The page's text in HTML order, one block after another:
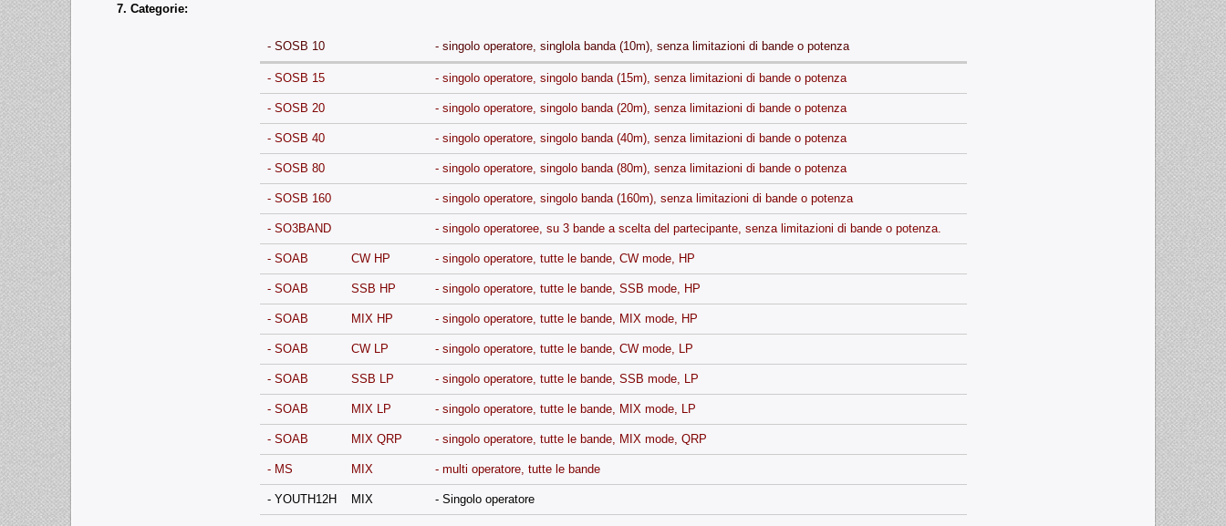
7. Categorie:
- SOSB 10 - singolo operatore, singlola banda (10m), senza limitazioni di bande o potenza
- SOSB 15 - singolo operatore, singolo banda (15m), senza limitazioni di bande o potenza
- SOSB 20 - singolo operatore, singolo banda (20m), senza limitazioni di bande o potenza
- SOSB 40 - singolo operatore, singolo banda (40m), senza limitazioni di bande o potenza
- SOSB 80 - singolo operatore, singolo banda (80m), senza limitazioni di bande o potenza
- SOSB 160 - singolo operatore, singolo banda (160m), senza limitazioni di bande o potenza
- SO3BAND - singolo operatoree, su 3 bande a scelta del partecipante, senza limitazioni di bande o potenza.
- SOAB CW HP - singolo operatore, tutte le bande, CW mode, HP
- SOAB SSB HP - singolo operatore, tutte le bande, SSB mode, HP
- SOAB MIX HP - singolo operatore, tutte le bande, MIX mode, HP
- SOAB CW LP - singolo operatore, tutte le bande, CW mode, LP
- SOAB SSB LP - singolo operatore, tutte le bande, SSB mode, LP
- SOAB MIX LP - singolo operatore, tutte le bande, MIX mode, LP
- SOAB MIX QRP - singolo operatore, tutte le bande, MIX mode, QRP
- MS MIX - multi operatore, tutte le bande
- YOUTH12H MIX - Singolo operatore